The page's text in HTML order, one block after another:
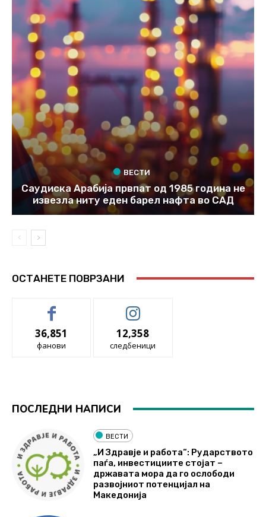
ВЕСТИ
Саудиска Арабија првпат од 1985 година не
извезла ниту еден барел нафта во САД
ОСТАНЕТЕ ПОВРЗАНИ
36,851
фанови
12,358
следбеници
ПОСЛЕДНИ НАПИСИ
ВЕСТИ
„И Здравје и работа“: Рударството
паѓа, инвестициите стојат –
државата мора да го ослободи
развојниот потенцијал на
Македонија